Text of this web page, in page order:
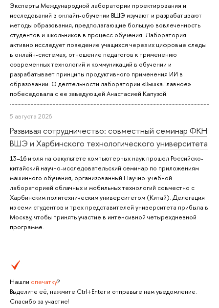
Эксперты Международной лаборатории проектирования и
исследований в онлайн-обучении ВШЭ изучают и разрабатывают
методы образования, предполагающие большую вовлеченность
студентов и школьников в процесс обучения. Лаборатория
активно исследует поведение учащихся через их цифровые следы
в онлайн-системах, отношение педагогов к применению
современных технологий и коммуникаций в обучении и
разрабатывает принципы продуктивного применения ИИ в
образовании. О деятельности лаборатории «Вышка.Главное»
побеседовала с ее заведующей Анастасией Капузой.
5 августа 2026
Развивая сотрудничество: совместный семинар ФКН
ВШЭ и Харбинского технологического университета
13–16 июля на факультете компьютерных наук прошел Российско-
китайский научно-исследовательский семинар по приложениям
машинного обучения, организованный Научно-учебной
лабораторией облачных и мобильных технологий совместно с
Харбинским политехническим университетом (Китай). Делегация
из семи студентов и трех представителей университета прибыла в
Москву, чтобы принять участие в интенсивной четырехдневной
программе.
Нашли опечатку?
Выделите её, нажмите Ctrl+Enter и отправьте нам уведомление.
Спасибо за участие!